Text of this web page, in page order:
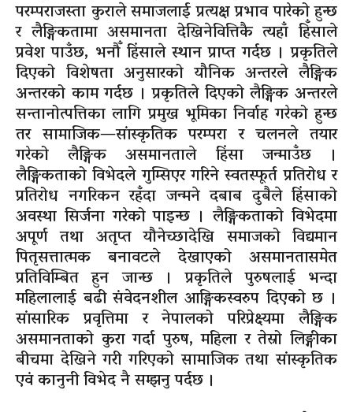
परम्पराजस्ता कुराले समाजलाई प्रत्यक्ष प्रभाव पारेको हुन्छ
र लैङ्गिकतामा असमानता देखिनेवित्तिकै त्यहाँ हिँसाले
प्रवेश पाउँछ, भनौँ हिंसाले स्थान प्राप्त गर्दछ । प्रकृतिले
दिएको विशेषता अनुसारको यौनिक अन्तरले लैङ्गिक
अन्तरको काम गर्दछ । प्रकृतिले दिएको लैङ्गिक अन्तरले
सन्तानोत्पत्तिका लागि प्रमुख भूमिका निर्वाह गरेको हुन्छ
तर सामाजिक—सांस्कृतिक परम्परा र चलनले तयार
गरेको लैङ्गिक असमानताले हिंसा जन्माउँछ ।
लैङ्गिकताको विभेदले गुम्सिएर गरिने स्वतस्फूर्त प्रतिरोध र
प्रतिरोध नगरिकन रहँदा जन्मने दबाब दुबैले हिंसाको
अवस्था सिर्जना गरेको पाइन्छ । लैङ्गिकताको विभेदमा
अपूर्ण तथा अतृप्त यौनेच्छादेखि समाजको विद्यमान
पितृसत्तात्मक बनावटले देखाएको असमानतासमेत
प्रतिविम्बित हुन जान्छ । प्रकृतिले पुरुषलाई भन्दा
महिलालाई बढी संवेदनशील आङ्गिकस्वरुप दिएको छ ।
सांसारिक प्रवृत्तिमा र नेपालको परिप्रेक्ष्यमा लैङ्गिक
असमानताको कुरा गर्दा पुरुष, महिला र तेस्रो लिङ्गीका
बीचमा देखिने गरी गरिएको सामाजिक तथा सांस्कृतिक
एवं कानुनी विभेद नै सम्झनु पर्दछ ।